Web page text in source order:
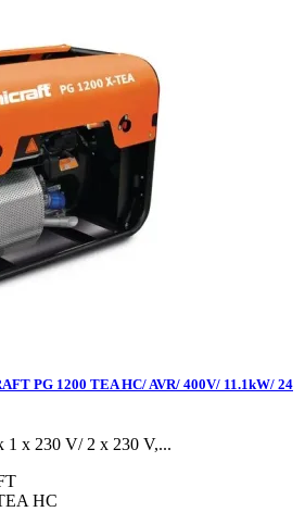
PG 1200 TEA HC/ AVR/ 400V/ 11.1kW/ 24
1 x 230 V/ 2 x 230 V,...
HC